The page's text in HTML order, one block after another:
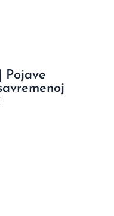
Pojave